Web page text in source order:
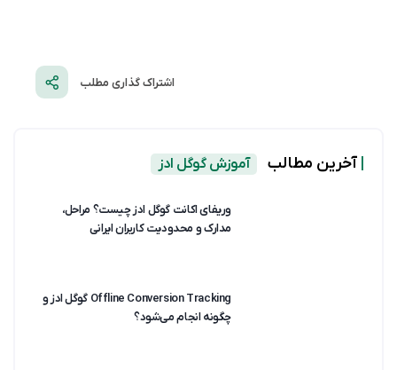
اشتراک گذاری مطلب
آخرین مطالب آموزش گوگل ادز
وریفای اکانت گوگل ادز چیست؟ مراحل،
مدارک و محدودیت کاربران ایرانی
Offline Conversion Tracking گوگل ادز و
چگونه انجام می‌شود؟